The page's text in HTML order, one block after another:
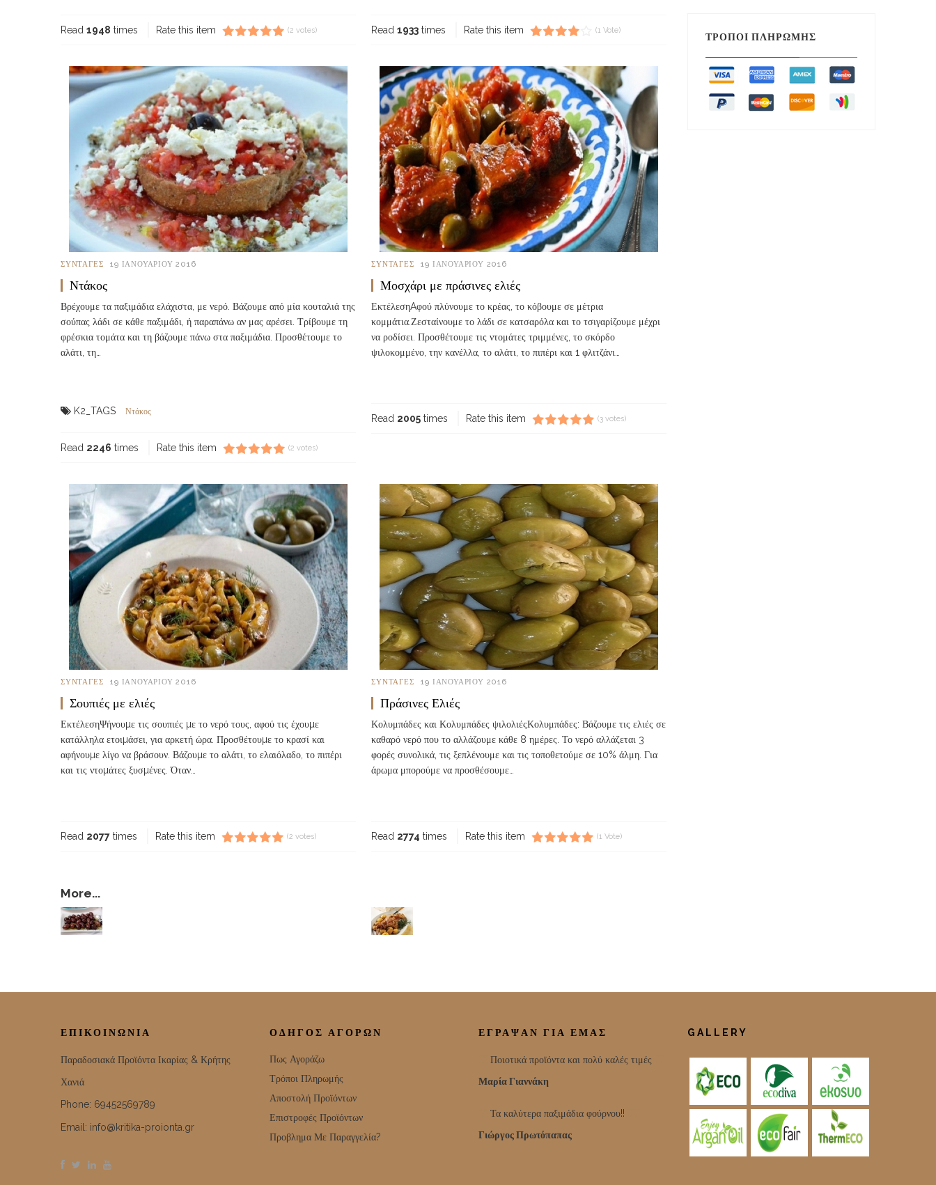
Read 1948 times Rate this item (2 votes) Read1933 times Rate this item (1 Vote)
ΣΥΝΤΑΓΈΣ 19 ΙΑΝΟΥΑΡΊΟΥ 2016
Ντάκος
Βρέχουμε τα παξιμάδια ελάχιστα, με νερό. Βάζουμε από μία κουταλιά της
σούπας λάδι σε κάθε παξιμάδι, ή παραπάνω αν μας αρέσει. Τρίβουμε τη
φρέσκια τομάτα και τη βάζουμε πάνω στα παξιμάδια. Προσθέτουμε το
αλάτι, τη…
K2_TAGS Ντάκος
Read 2246 times Rate this item (2 votes)
ΣΥΝΤΑΓΈΣ 19 ΙΑΝΟΥΑΡΊΟΥ 2016
Μοσχάρι με πράσινες ελιές
ΕκτέλεσηAφού πλύνουμε το κρέας, το κόβουμε σε μέτρια
κομμάτια.Ζεσταίνουμε το λάδι σε κατσαρόλα και το τσιγαρίζουμε μέχρι
να ροδίσει. Προσθέτουμε τις ντομάτες τριμμένες, το σκόρδο
ψιλοκομμένο, την κανέλλα, το αλάτι, το πιπέρι και 1 φλιτζάνι…
Read 2005 times Rate this item (3 votes)
ΣΥΝΤΑΓΈΣ 19 ΙΑΝΟΥΑΡΊΟΥ 2016
Σουπιές με ελιές
ΕκτέλεσηΨήνουµε τις σουπιές µε το νερό τους, αφού τις έχουµε
κατάλληλα ετοιµάσει, για αρκετή ώρα. Προσθέτουµε το κρασί και
αφήνουµε λίγο να βράσουν. Βάζουµε το αλάτι, το ελαιόλαδο, το πιπέρι
και τις ντοµάτες ξυσµένες. Όταν…
Read 2077 times Rate this item (2 votes)
ΣΥΝΤΑΓΈΣ 19 ΙΑΝΟΥΑΡΊΟΥ 2016
Πράσινες Ελιές
Κολυμπάδες και Κολυμπάδες ψιλολιέςΚολυμπάδες: Βάζουμε τις ελιές σε
καθαρό νερό που το αλλάζουμε κάθε 8 ημέρες. Το νερό αλλάζεται 3
φορές συνολικά, τις ξεπλένουμε και τις τοποθετούμε σε 10% άλμη. Για
άρωμα μπορούμε να προσθέσουμε…
Read 2774 times Rate this item (1 Vote)
More...
ΤΡΌΠΟΙ ΠΛΗΡΩΜΉΣ
ΕΠΙΚΟΙΝΩΝΊΑ
Παραδοσιακά Προϊόντα Ικαρίας & Κρήτης
Χανιά
Phone: 69452569789
Email: info@kritika-proionta.gr
ΟΔΗΓΟΣ ΑΓΟΡΩΝ
Πως Αγοράζω
Τρόποι Πληρωμής
Αποστολή Προϊόντων
Επιστροφές Προϊόντων
Προβλημα Με Παραγγελία?
ΕΓΡΑΨΑΝ ΓΙΑ ΕΜΑΣ
Ποιοτικά προϊόντα και πολύ καλές τιμές
Μαρία Γιαννάκη
Τα καλύτερα παξιμάδια φούρνου!!
Γιώργος Πρωτόπαπας
GALLERY